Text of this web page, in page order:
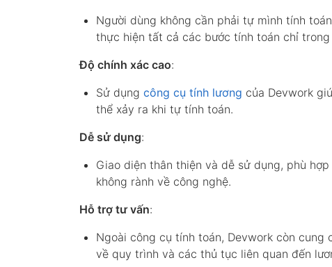
Người dùng không cần phải tự mình tính
thực hiện tất cả các bước tính toán chỉ
Độ chính xác cao:
Sử dụng công cụ tính lương của Devwork
thể xảy ra khi tự tính toán.
Dễ sử dụng:
Giao diện thân thiện và dễ sử dụng, phù
không rành về công nghệ.
Hỗ trợ tư vấn:
Ngoài công cụ tính toán, Devwork còn
về quy trình và các thủ tục liên quan đến